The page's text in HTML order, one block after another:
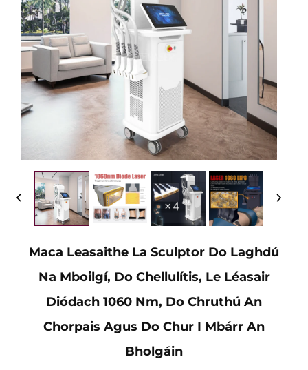
Maca Leasaithe La Sculptor Do Laghdú
Na Mboilgí, Do Chellulítis, Le Léasair
Diódach 1060 Nm, Do Chruthú An
Chorpais Agus Do Chur I Mbárr An
Bholgáin